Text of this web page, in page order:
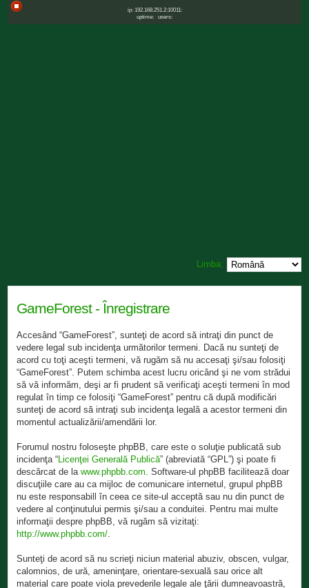
ip: 192.168.251.2:10011:
uptime:
users:
Limba:
GameForest - Înregistrare
Accesând “GameForest”, sunteţi de acord să intraţi din punct de
vedere legal sub incidenţa următorilor termeni. Dacă nu sunteţi de
acord cu toţi aceşti termeni, vă rugăm să nu accesaţi şi/sau folosiţi
“GameForest”. Putem schimba acest lucru oricând şi ne vom strădui
să vă informăm, deşi ar fi prudent să verificaţi aceşti termeni în mod
regulat în timp ce folosiţi “GameForest” pentru că după modificări
sunteţi de acord să intraţi sub incidenţa legală a acestor termeni din
momentul actualizării/amendării lor.
Forumul nostru foloseşte phpBB, care este o soluţie publicată sub
incidenţa “Licenţei Generală Publică” (abreviată “GPL”) şi poate fi
descărcat de lawww.phpbb.com . Software-ul phpBB facilitează doar
discuţiile care au ca mijloc de comunicare internetul, grupul phpBB
nu este responsabill în ceea ce site-ul acceptă sau nu din punct de
vedere al conţinutului permis şi/sau a conduitei. Pentru mai multe
informaţii despre phpBB, vă rugăm să vizitaţi:
http://www.phpbb.com/
Sunteţi de acord să nu scrieţi niciun material abuziv, obscen, vulgar,
calomnios, de ură, ameninţare, orientare-sexuală sau orice alt
material care poate viola prevederile legale ale ţării dumneavoastră,